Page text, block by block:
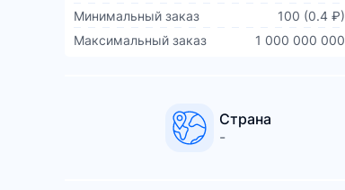
Минимальный заказ
100 (0.4 ₽)
Максимальный заказ
1 000 000 000
Страна
-